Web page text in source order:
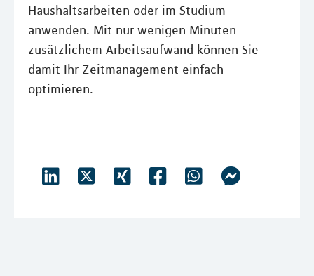
Haushaltsarbeiten oder im Studium
anwenden. Mit nur wenigen Minuten
zusätzlichem Arbeitsaufwand können Sie
damit Ihr Zeitmanagement einfach
optimieren.